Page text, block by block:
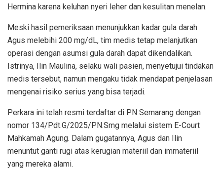
Hermina karena keluhan nyeri leher dan kesulitan menelan.
Meski hasil pemeriksaan menunjukkan kadar gula darah
Agus melebihi 200 mg/dL, tim medis tetap melanjutkan
operasi dengan asumsi gula darah dapat dikendalikan.
Istrinya, Ilin Maulina, selaku wali pasien, menyetujui tindakan
medis tersebut, namun mengaku tidak mendapat penjelasan
mengenai risiko serius yang bisa terjadi.
Perkara ini telah resmi terdaftar di PN Semarang dengan
nomor 134/Pdt.G/2025/PN.Smg melalui sistem E-Court
Mahkamah Agung. Dalam gugatannya, Agus dan Ilin
menuntut ganti rugi atas kerugian materiil dan immateriil
yang mereka alami.